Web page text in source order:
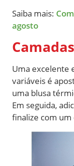
Saiba mais:
agosto
Uma excelente
variáveis é
uma blusa
Em seguida,
finalize com